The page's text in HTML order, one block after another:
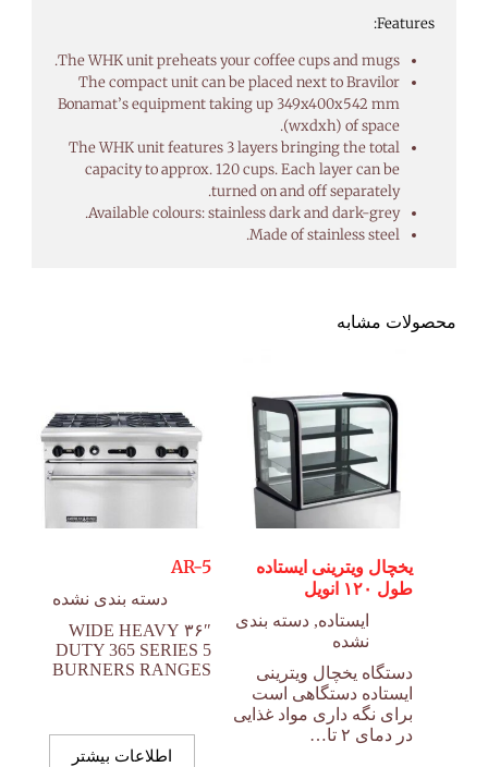
Features:
The WHK unit preheats your coffee cups and mugs.
The compact unit can be placed next to Bravilor
Bonamat’s equipment taking up 349x400x542 mm
(wxdxh) of space.
The WHK unit features 3 layers bringing the total
capacity to approx. 120 cups. Each layer can be
turned on and off separately.
Available colours: stainless dark and dark-grey.
Made of stainless steel.
محصولات مشابه
یخچال ویترینی ایستاده
طول ۱۲۰ انویل
ایستاده, دسته بندی
نشده
دستگاه یخچال ویترینی
ایستاده دستگاهی است
برای نگه داری مواد غذایی
در دمای ۲ تا…
AR-5
دسته بندی نشده
۳۶″ WIDE HEAVY
DUTY 365 SERIES 5
BURNERS RANGES
اطلاعات بیشتر